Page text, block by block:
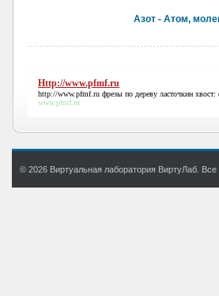
Азот - Атом,
Http://www.pfmf.ru
http://www.pfmf.ru фрезы по дереву ласточкин хвост:
www.pfmf.ru
© 2026 Виртуальная лаборатория ВиртуЛаб.